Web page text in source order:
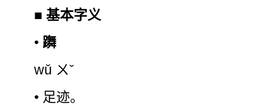
■基本字义
• 躌
wǔ ㄨˇ
• 足迹。